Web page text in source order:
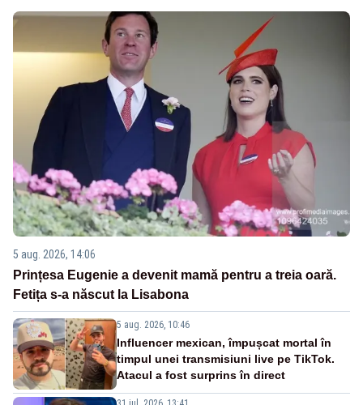
5 aug. 2026, 14:06
Prințesa Eugenie a devenit mamă pentru a treia oară.
Fetița s-a născut la Lisabona
5 aug. 2026, 10:46
Influencer mexican, împușcat mortal în
timpul unei transmisiuni live pe TikTok.
Atacul a fost surprins în direct